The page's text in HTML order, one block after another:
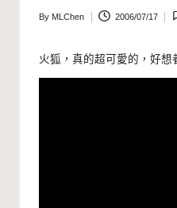
Posted
By MLChen 2006/07/17
火狐，真的超可愛的，好想